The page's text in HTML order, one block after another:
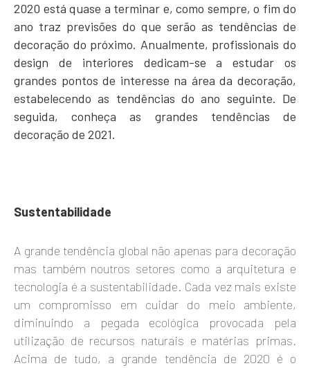
2020 está quase a terminar e, como sempre, o fim do
ano traz previsões do que serão as tendências de
decoração do próximo. Anualmente, profissionais do
design de interiores dedicam-se a estudar os
grandes pontos de interesse na área da decoração,
estabelecendo as tendências do ano seguinte. De
seguida, conheça as grandes tendências de
decoração de 2021.
Sustentabilidade
A grande tendência global não apenas para decoração
mas também noutros setores como a arquitetura e
tecnologia é a sustentabilidade. Cada vez mais existe
um compromisso em cuidar do meio ambiente,
diminuindo a pegada ecológica provocada pela
utilização de recursos naturais e matérias primas.
Acima de tudo, a grande tendência de 2020 é o